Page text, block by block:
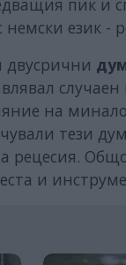
пик и
език -
двусрични
на
тези
рецесия.
и